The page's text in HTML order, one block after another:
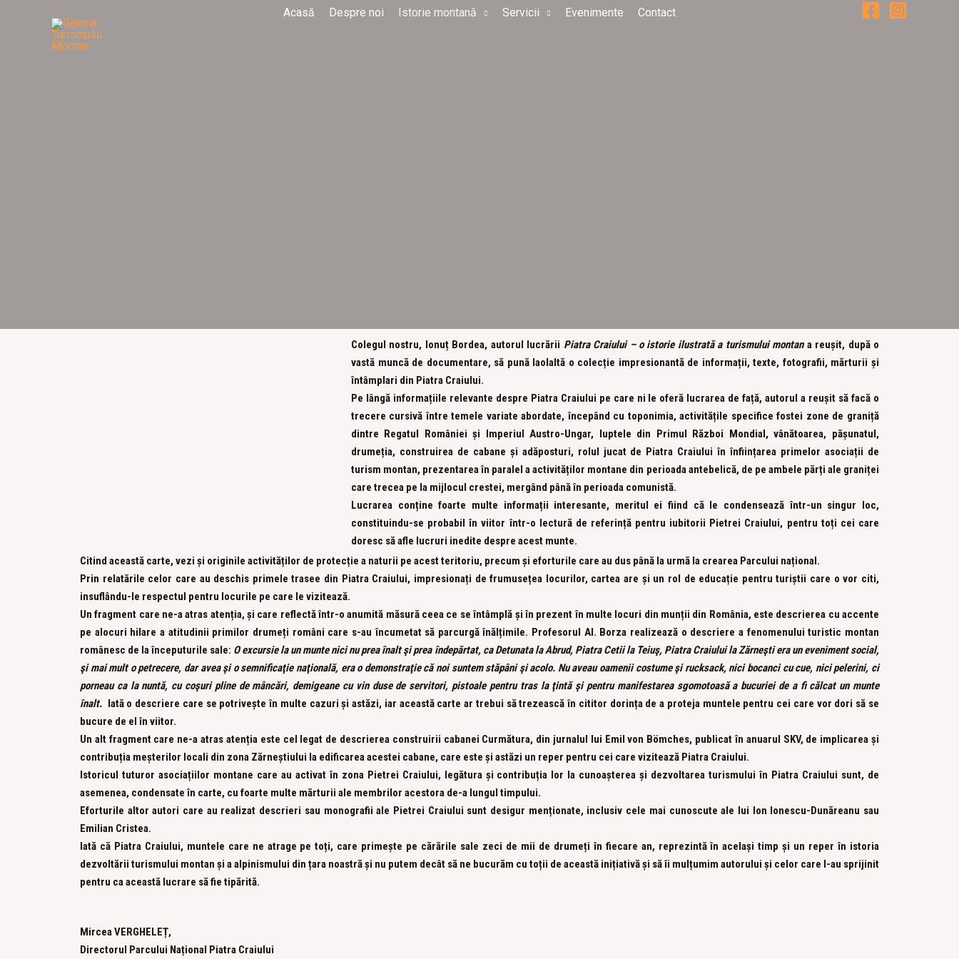
Acasă Despre noi Istorie montană Servicii Evenimente Contact
Colegul nostru, Ionuț Bordea, autorul lucrării Piatra Craiului – o istorie ilustrată a turismului montan a reușit, după o
vastă muncă de documentare, să pună laolaltă o colecție impresionantă de informații, texte, fotografii, mărturii și
întâmplari din Piatra Craiului.
Pe lângă informațiile relevante despre Piatra Craiului pe care ni le oferă lucrarea de față, autorul a reușit să facă o
trecere cursivă între temele variate abordate, începând cu toponimia, activitățile specifice fostei zone de graniță
dintre Regatul României și Imperiul Austro-Ungar, luptele din Primul Război Mondial, vânătoarea, pășunatul,
drumeția, construirea de cabane și adăposturi, rolul jucat de Piatra Craiului în înființarea primelor asociații de
turism montan, prezentarea în paralel a activităților montane din perioada antebelică, de pe ambele părți ale graniței
care trecea pe la mijlocul crestei, mergând până în perioada comunistă.
Lucrarea conține foarte multe informații interesante, meritul ei fiind că le condensează într-un singur loc,
constituindu-se probabil în viitor într-o lectură de referință pentru iubitorii Pietrei Craiului, pentru toți cei care
doresc să afle lucruri inedite despre acest munte.
Citind această carte, vezi și originile activităților de protecție a naturii pe acest teritoriu, precum și eforturile care au dus până la urmă la crearea Parcului național.
Prin relatările celor care au deschis primele trasee din Piatra Craiului, impresionați de frumusețea locurilor, cartea are și un rol de educație pentru turiștii care o vor citi,
insuflându-le respectul pentru locurile pe care le vizitează.
Un fragment care ne-a atras atenția, și care reflectă într-o anumită măsură ceea ce se întâmplă și în prezent în multe locuri din munții din România, este descrierea cu accente
pe alocuri hilare a atitudinii primilor drumeți români care s-au încumetat să parcurgă înălțimile. Profesorul Al. Borza realizează o descriere a fenomenului turistic montan
românesc de la începuturile sale: O excursie la un munte nici nu prea înalt şi prea îndepărtat, ca Detunata la Abrud, Piatra Cetii la Teiuş, Piatra Craiului la Zărneşti era un eveniment social,
şi mai mult o petrecere, dar avea şi o semnificaţie naţională, era o demonstraţie că noi suntem stăpâni şi acolo. Nu aveau oamenii costume şi rucksack, nici bocanci cu cue, nici pelerini, ci
porneau ca la nuntă, cu coşuri pline de mâncări, demigeane cu vin duse de servitori, pistoale pentru tras la ţintă şi pentru manifestarea sgomotoasă a bucuriei de a fi călcat un munte
înalt. Iată o descriere care se potrivește în multe cazuri și astăzi, iar această carte ar trebui să trezească în cititor dorința de a proteja muntele pentru cei care vor dori să se
bucure de el în viitor.
Un alt fragment care ne-a atras atenția este cel legat de descrierea construirii cabanei Curmătura, din jurnalul lui Emil von Bömches, publicat în anuarul SKV, de implicarea și
contribuția meșterilor locali din zona Zărneștiului la edificarea acestei cabane, care este și astăzi un reper pentru cei care vizitează Piatra Craiului.
Istoricul tuturor asociațiilor montane care au activat în zona Pietrei Craiului, legătura și contribuția lor la cunoașterea și dezvoltarea turismului în Piatra Craiului sunt, de
asemenea, condensate în carte, cu foarte multe mărturii ale membrilor acestora de-a lungul timpului.
Eforturile altor autori care au realizat descrieri sau monografii ale Pietrei Craiului sunt desigur menționate, inclusiv cele mai cunoscute ale lui Ion Ionescu-Dunăreanu sau
Emilian Cristea.
Iată că Piatra Craiului, muntele care ne atrage pe toți, care primește pe cărările sale zeci de mii de drumeți în fiecare an, reprezintă în același timp și un reper în istoria
dezvoltării turismului montan și a alpinismului din țara noastră și nu putem decât să ne bucurăm cu toții de această inițiativă și să îi mulțumim autorului și celor care l-au sprijinit
pentru ca această lucrare să fie tipărită.
Mircea VERGHELEȚ,
Directorul Parcului Național Piatra Craiului